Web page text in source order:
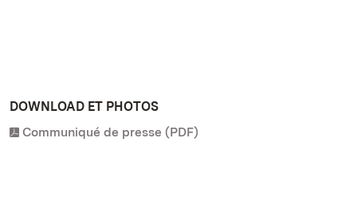
DOWNLOAD ET PHOTOS
Communiqué de presse (PDF)